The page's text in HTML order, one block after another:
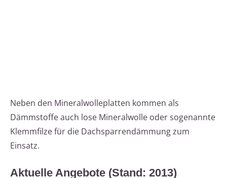
Neben den Mineralwolleplatten kommen als
Dämmstoffe auch lose Mineralwolle oder sogenannte
Klemmfilze für die Dachsparrendämmung zum
Einsatz.
Aktuelle Angebote (Stand: 2013)